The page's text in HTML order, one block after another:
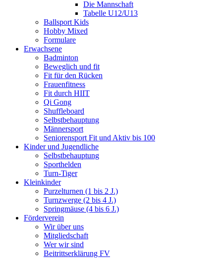
Die Mannschaft
Tabelle U12/U13
Ballsport Kids
Hobby Mixed
Formulare
Erwachsene
Badminton
Beweglich und fit
Fit für den Rücken
Frauenfitness
Fit durch HIIT
Qi Gong
Shuffleboard
Selbstbehauptung
Männersport
Seniorensport Fit und Aktiv bis 100
Kinder und Jugendliche
Selbstbehauptung
Sporthelden
Turn-Tiger
Kleinkinder
Purzelturnen (1 bis 2 J.)
Turnzwerge (2 bis 4 J.)
Springmäuse (4 bis 6 J.)
Förderverein
Wir über uns
Mitgliedschaft
Wer wir sind
Beitrittserklärung FV